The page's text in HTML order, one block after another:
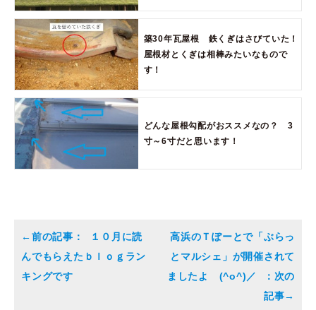
築30年瓦屋根 鉄くぎはさびていた！
屋根材とくぎは相棒みたいなもので
す！
どんな屋根勾配がおススメなの？ 3
寸～6寸だと思います！
１０月に読
んでもらえたｂｌｏｇラン
キングです
高浜のＴぽーとで「ぶらっ
とマルシェ」が開催されて
ましたよ (^o^)／